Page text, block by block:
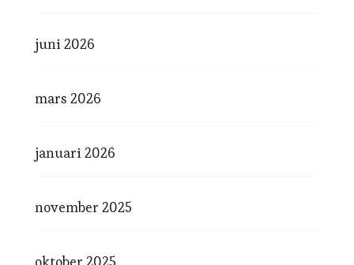
juni 2026
mars 2026
januari 2026
november 2025